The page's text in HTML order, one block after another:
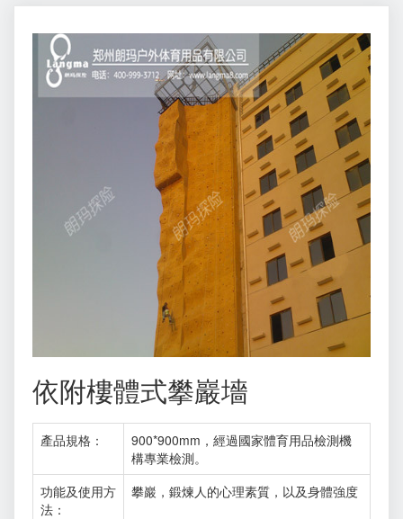
依附樓體式攀巖墻
產品規格：
900*900mm，經過國家體育用品檢測機
構專業檢測。
功能及使用方
法：
攀巖，鍛煉人的心理素質，以及身體強度